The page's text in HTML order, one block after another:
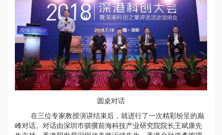
圆桌对话
在三位专家教授演讲结束后，就进行了一次精彩纷呈的巅
峰对话。对话由深圳市骐骥前海科技产业研究院院长王斌康先